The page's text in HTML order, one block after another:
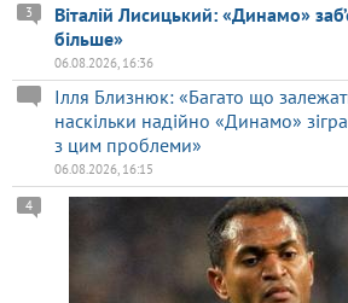
Віталій Лисицький: «Динамо»
більше»
3
06.08.2026, 16:36
Ілля Близнюк: «Багато що
наскільки надійно «Динамо»
з цим проблеми»
06.08.2026, 16:15
4